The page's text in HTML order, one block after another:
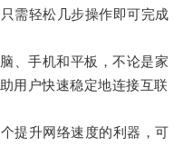
轻松几步操作即可完成
手机和平板，不论是家
用户快速稳定地连接互联
升网络速度的利器，可